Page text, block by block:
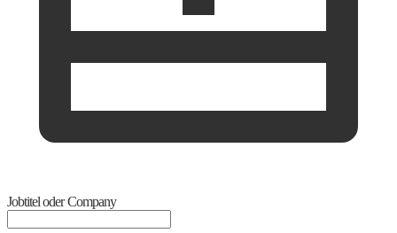
Jobtitel oder Company